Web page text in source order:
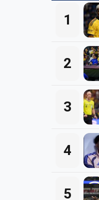
1
2
3
4
5